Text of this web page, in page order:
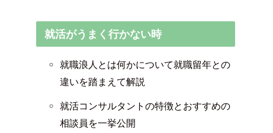
就活がうまく行かない時
就職浪人とは何かについて就職留年との
違いを踏まえて解説
就活コンサルタントの特徴とおすすめの
相談員を一挙公開